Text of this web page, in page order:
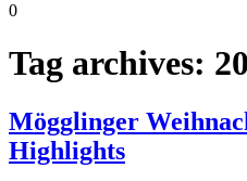
0
Tag archives:
Mögglinger
Highlights